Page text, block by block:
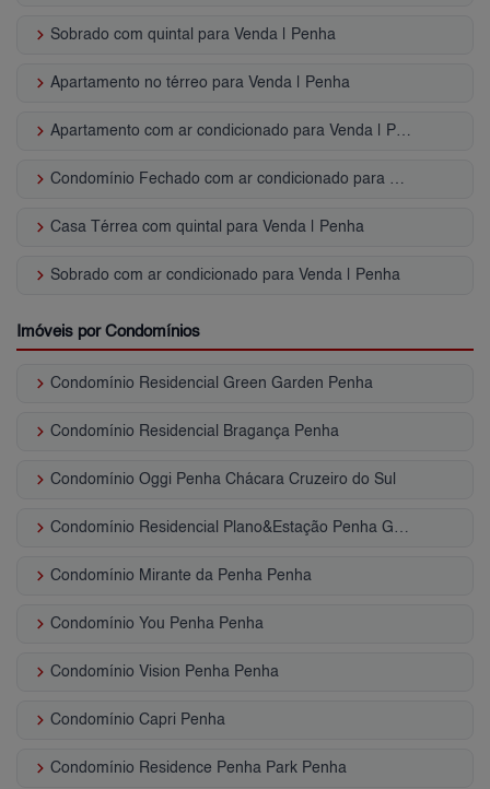
keyboard_arrow_right Sobrado com quintal para Venda | Penha
keyboard_arrow_right Apartamento no térreo para Venda | Penha
keyboard_arrow_right Apartamento com ar condicionado para Venda | Penha
keyboard_arrow_right Condomínio Fechado com ar condicionado para Venda | Penha
keyboard_arrow_right Casa Térrea com quintal para Venda | Penha
keyboard_arrow_right Sobrado com ar condicionado para Venda | Penha
Imóveis por Condomínios
keyboard_arrow_right Condomínio Residencial Green Garden Penha
keyboard_arrow_right Condomínio Residencial Bragança Penha
keyboard_arrow_right Condomínio Oggi Penha Chácara Cruzeiro do Sul
keyboard_arrow_right Condomínio Residencial Plano&Estação Penha Guaiaúna
keyboard_arrow_right Condomínio Mirante da Penha Penha
keyboard_arrow_right Condomínio You Penha Penha
keyboard_arrow_right Condomínio Vision Penha Penha
keyboard_arrow_right Condomínio Capri Penha
keyboard_arrow_right Condomínio Residence Penha Park Penha